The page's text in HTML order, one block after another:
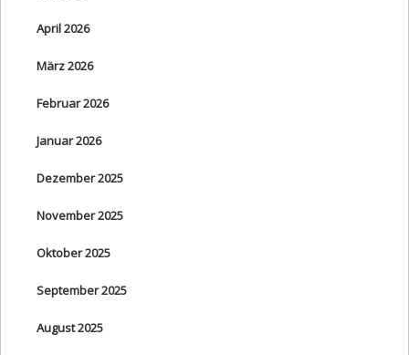
April 2026
März 2026
Februar 2026
Januar 2026
Dezember 2025
November 2025
Oktober 2025
September 2025
August 2025